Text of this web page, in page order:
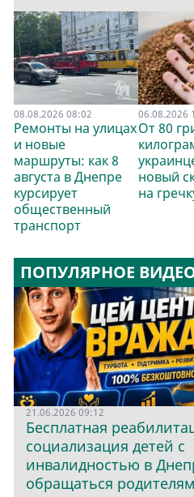
08.08.2026 08:02
Ремонты на улицах
и новые
маршруты: как 8
августа в Днепре
курсирует
общественный
транспорт
06.08.2026
От 80
новый
на
ПОПУЛЯРНОЕ
21.06.2026 09:12
Бесплатная
социализация детей с
инвалидностью в
обращаться родителям